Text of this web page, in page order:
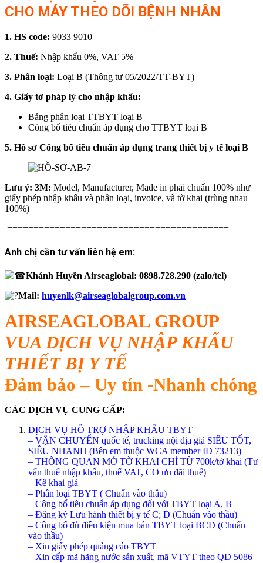
CHO MÁY THEO DÕI BỆNH NHÂN
1. HS code: 9033 9010
2. Thuế: Nhập khẩu 0%, VAT 5%
3. Phân loại: Loại B (Thông tư 05/2022/TT-BYT)
4. Giấy tờ pháp lý cho nhập khẩu:
Bảng phân loại TTBYT loại B
Công bố tiêu chuẩn áp dụng cho TTBYT loại B
5. Hồ sơ Công bố tiêu chuẩn áp dụng trang thiết bị y tế loại B
Lưu ý: 3M: Model, Manufacturer, Made in phải chuẩn 100% như
giấy phép nhập khẩu và phân loại, invoice, và tờ khai (trùng nhau
100%)
==========================================
Anh chị cần tư vấn liên hệ em:
Khánh Huyền Airseaglobal: 0898.728.290 (zalo/tel)
Mail: huyenlk@airseaglobalgroup.com.vn
AIRSEAGLOBAL GROUP
VUA DỊCH VỤ NHẬP KHẨU
THIẾT BỊ Y TẾ
Đảm bảo – Uy tín -Nhanh chóng
CÁC DỊCH VỤ CUNG CẤP:
DỊCH VỤ HỖ TRỢ NHẬP KHẨU TBYT
– VẬN CHUYỂN quốc tế, trucking nội địa giá SIÊU TỐT,
SIÊU NHANH (Bên em thuộc WCA member ID 73213)
– THÔNG QUAN MỞ TỜ KHAI CHỈ TỪ 700k/tờ khai (Tư
vấn thuế nhập khẩu, thuế VAT, CO ưu đãi thuế)
– Kê khai giá
– Phân loại TBYT ( Chuẩn vào thầu)
– Công bố tiêu chuẩn áp dụng đối với TBYT loại A, B
– Đăng ký Lưu hành thiết bị y tế C; D (Chuẩn vào thầu)
– Công bố đủ điều kiện mua bán TBYT loại BCD (Chuẩn
vào thầu)
– Xin giấy phép quảng cáo TBYT
– Xin cấp mã hãng nước sản xuất, mã VTYT theo QĐ 5086